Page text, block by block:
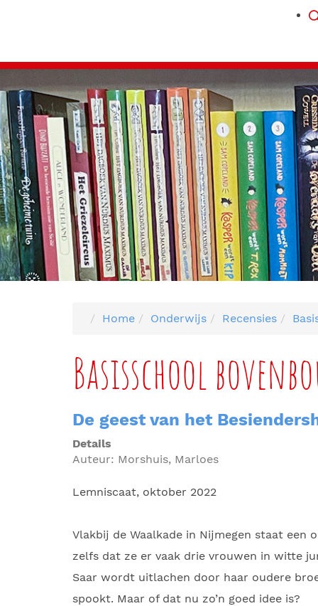
Home Onderwijs Recensies
Basisschool
De geest van het
Details
Auteur: Morshuis, Marloes
Lemniscaat, oktober 2022
Vlakbij de Waalkade in Nijmegen staat een
zelfs dat ze er vaak drie vrouwen in witte
Saar wordt uitlachen door haar oudere
spookt. Maar of dat nu zo’n goed idee is?